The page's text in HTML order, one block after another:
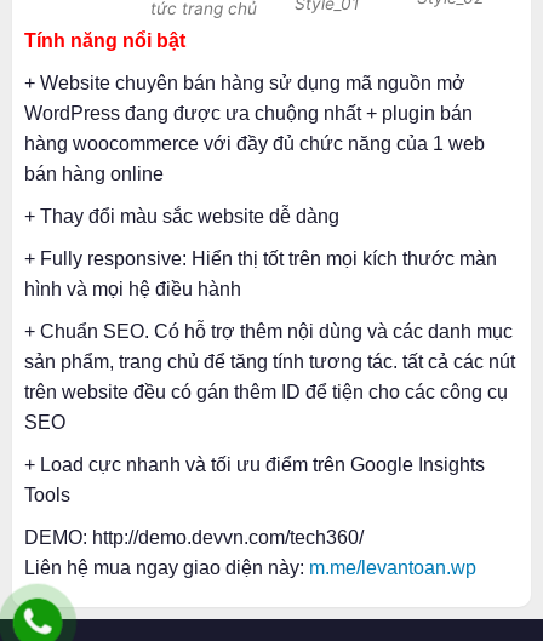
tức trang chủ
Tính năng nổi bật
+ Website chuyên bán hàng sử dụng mã nguồn mở
WordPress đang được ưa chuộng nhất + plugin bán
hàng woocommerce với đầy đủ chức năng của 1 web
bán hàng online
+ Thay đổi màu sắc website dễ dàng
+ Fully responsive: Hiển thị tốt trên mọi kích thước màn
hình và mọi hệ điều hành
+ Chuẩn SEO. Có hỗ trợ thêm nội dùng và các danh mục
sản phẩm, trang chủ để tăng tính tương tác. tất cả các nút
trên website đều có gán thêm ID để tiện cho các công cụ
SEO
+ Load cực nhanh và tối ưu điểm trên Google Insights
Tools
DEMO: http://demo.devvn.com/tech360/
Liên hệ mua ngay giao diện này: m.me/levantoan.wp